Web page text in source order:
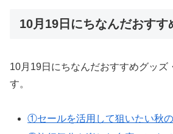
10月19日にちなんだおすす
10月19日にちなんだおすすめグッズ
す。
①セールを活用して狙いたい秋